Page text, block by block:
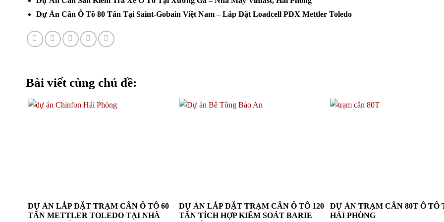
Dự Án Cân Ô Tô 80 Tấn Tại Saint-Gobain Việt Nam – Lắp Đặt Loadcell PDX Mettler Toledo
Bài viết cùng chủ đề:
DỰ ÁN LẮP ĐẶT TRẠM CÂN Ô TÔ 60
TẤN METTLER TOLEDO TẠI NHÀ
DỰ ÁN LẮP ĐẶT TRẠM CÂN Ô TÔ 120
TẤN TÍCH HỢP KIỂM SOÁT BARIE
DỰ ÁN TRẠM CÂN 80T Ô TÔ
HẢI PHÒNG